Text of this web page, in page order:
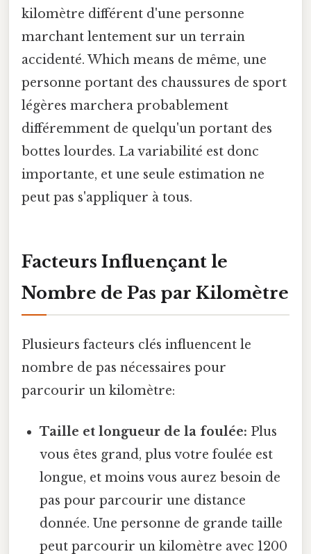
kilomètre différent d'une personne
marchant lentement sur un terrain
accidenté. Which means de même, une
personne portant des chaussures de sport
légères marchera probablement
différemment de quelqu'un portant des
bottes lourdes. La variabilité est donc
importante, et une seule estimation ne
peut pas s'appliquer à tous.
Facteurs Influençant le
Nombre de Pas par Kilomètre
Plusieurs facteurs clés influencent le
nombre de pas nécessaires pour
parcourir un kilomètre:
Taille et longueur de la foulée: Plus
vous êtes grand, plus votre foulée est
longue, et moins vous aurez besoin de
pas pour parcourir une distance
donnée. Une personne de grande taille
peut parcourir un kilomètre avec 1200